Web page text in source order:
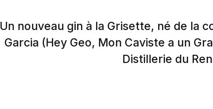
Un nouveau gin à la Grisette, né de la
Garcia (Hey Geo, Mon Caviste a un
Distillerie du